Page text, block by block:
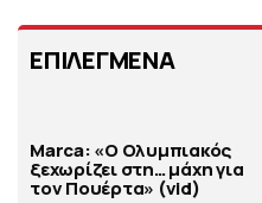
ΕΠΙΛΕΓΜΕΝΑ
Marca: «Ο Ολυμπιακός
ξεχωρίζει στη… μάχη για
τον Πουέρτα» (vid)